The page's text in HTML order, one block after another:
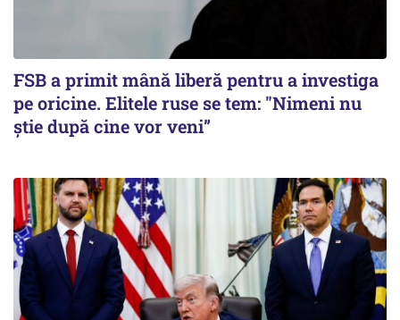
FSB a primit mână liberă pentru a investiga
pe oricine. Elitele ruse se tem: "Nimeni nu
știe după cine vor veni”